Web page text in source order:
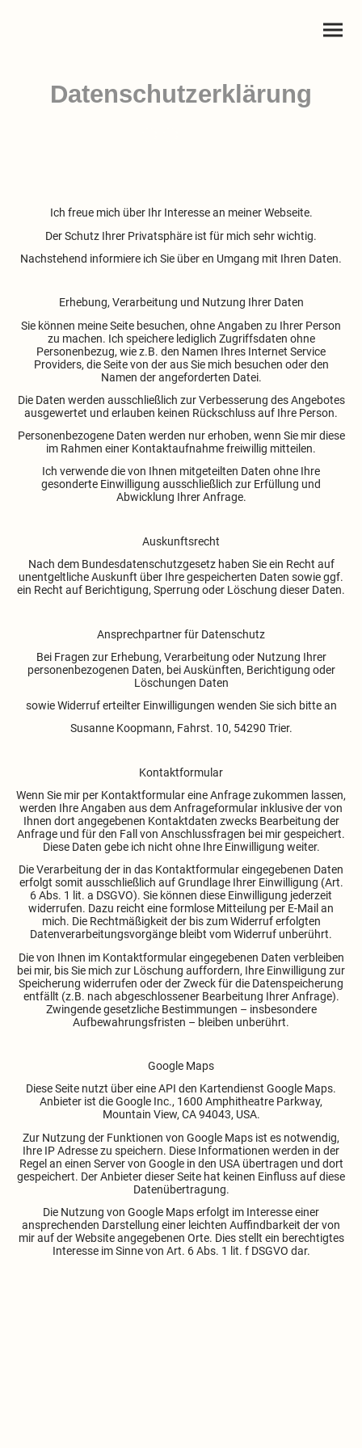
Datenschutzerklärung
Ich freue mich über Ihr Interesse an meiner Webseite.
Der Schutz Ihrer Privatsphäre ist für mich sehr wichtig.
Nachstehend informiere ich Sie über en Umgang mit Ihren Daten.
Erhebung, Verarbeitung und Nutzung Ihrer Daten
Sie können meine Seite besuchen, ohne Angaben zu Ihrer Person
zu machen. Ich speichere lediglich Zugriffsdaten ohne
Personenbezug, wie z.B. den Namen Ihres Internet Service
Providers, die Seite von der aus Sie mich besuchen oder den
Namen der angeforderten Datei.
Die Daten werden ausschließlich zur Verbesserung des Angebotes
ausgewertet und erlauben keinen Rückschluss auf Ihre Person.
Personenbezogene Daten werden nur erhoben, wenn Sie mir diese
im Rahmen einer Kontaktaufnahme freiwillig mitteilen.
Ich verwende die von Ihnen mitgeteilten Daten ohne Ihre
gesonderte Einwilligung ausschließlich zur Erfüllung und
Abwicklung Ihrer Anfrage.
Auskunftsrecht
Nach dem Bundesdatenschutzgesetz haben Sie ein Recht auf
unentgeltliche Auskunft über Ihre gespeicherten Daten sowie ggf.
ein Recht auf Berichtigung, Sperrung oder Löschung dieser Daten.
Ansprechpartner für Datenschutz
Bei Fragen zur Erhebung, Verarbeitung oder Nutzung Ihrer
personenbezogenen Daten, bei Auskünften, Berichtigung oder
Löschungen Daten
sowie Widerruf erteilter Einwilligungen wenden Sie sich bitte an
Susanne Koopmann, Fahrst. 10, 54290 Trier.
Kontaktformular
Wenn Sie mir per Kontaktformular eine Anfrage zukommen lassen,
werden Ihre Angaben aus dem Anfrageformular inklusive der von
Ihnen dort angegebenen Kontaktdaten zwecks Bearbeitung der
Anfrage und für den Fall von Anschlussfragen bei mir gespeichert.
Diese Daten gebe ich nicht ohne Ihre Einwilligung weiter.
Die Verarbeitung der in das Kontaktformular eingegebenen Daten
erfolgt somit ausschließlich auf Grundlage Ihrer Einwilligung (Art.
6 Abs. 1 lit. a DSGVO). Sie können diese Einwilligung jederzeit
widerrufen. Dazu reicht eine formlose Mitteilung per E-Mail an
mich. Die Rechtmäßigkeit der bis zum Widerruf erfolgten
Datenverarbeitungsvorgänge bleibt vom Widerruf unberührt.
Die von Ihnen im Kontaktformular eingegebenen Daten verbleiben
bei mir, bis Sie mich zur Löschung auffordern, Ihre Einwilligung zur
Speicherung widerrufen oder der Zweck für die Datenspeicherung
entfällt (z.B. nach abgeschlossener Bearbeitung Ihrer Anfrage).
Zwingende gesetzliche Bestimmungen – insbesondere
Aufbewahrungsfristen – bleiben unberührt.
Google Maps
Diese Seite nutzt über eine API den Kartendienst Google Maps.
Anbieter ist die Google Inc., 1600 Amphitheatre Parkway,
Mountain View, CA 94043, USA.
Zur Nutzung der Funktionen von Google Maps ist es notwendig,
Ihre IP Adresse zu speichern. Diese Informationen werden in der
Regel an einen Server von Google in den USA übertragen und dort
gespeichert. Der Anbieter dieser Seite hat keinen Einfluss auf diese
Datenübertragung.
Die Nutzung von Google Maps erfolgt im Interesse einer
ansprechenden Darstellung einer leichten Auffindbarkeit der von
mir auf der Website angegebenen Orte. Dies stellt ein berechtigtes
Interesse im Sinne von Art. 6 Abs. 1 lit. f DSGVO dar.